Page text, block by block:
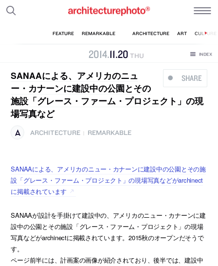
2014.11.20 THU
SHARE
SANAAによる、アメリカのニュ
ー・カナーンに建設中の公園とその
施設「グレース・ファーム・プロジェクト」の現
場写真など
ARCHITECTURE REMARKABLE
SANAAによる、アメリカのニュー・カナーンに建設中の公園とその施
設「グレース・ファーム・プロジェクト」の現場写真などがarchinect
に掲載されています
SANAAが設計を手掛けて建設中の、アメリカのニュー・カナーンに建
設中の公園とその施設「グレース・ファーム・プロジェクト」の現場
写真などがarchinectに掲載されています。2015秋のオープンだそうで
す。
ページ前半には、計画案の画像が紹介されており、後半では、建設中